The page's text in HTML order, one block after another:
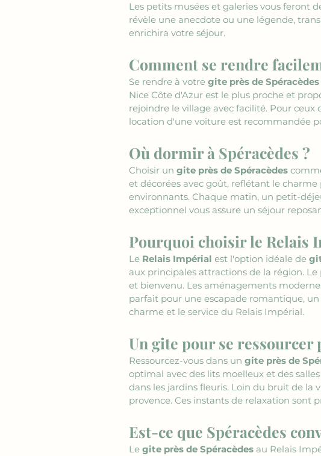
Les petits musées et galeries vous feront
révèle une anecdote ou une légende,
enrichira votre séjour.
Comment se rendre
Se rendre à votre gite près de Spéracèdes
Nice Côte d'Azur est le plus proche et
rejoindre le village avec facilité. Pour
location d'une voiture est recommandée
Où dormir à Spéracèdes ?
Choisir un gite près de Spéracèdes
et décorées avec goût, reflétant le
environnants. Chaque matin, un petit-
exceptionnel vous assure un séjour
Pourquoi choisir le Relais
Le Relais Impérial est l'option idéale de
aux principales attractions de la région.
et bienvenu. Les aménagements
parfait pour une escapade romantique,
charme et le service du Relais Impérial.
Un gite pour se ressourcer
Ressourcez-vous dans un gite près de
optimal avec des lits moelleux et des
dans les jardins fleuris. Loin du bruit de la
provence. Ces instants de relaxation sont
Est-ce que Spéracèdes
Le gite près de Spéracèdes au Relais